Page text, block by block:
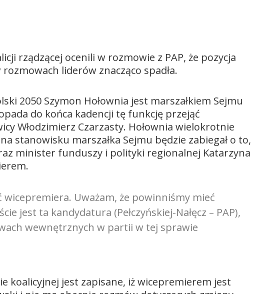
rządzącej ocenili w rozmowie z PAP, że pozycja
liderów znacząco spadła.
2050 Szymon Hołownia jest marszałkiem Sejmu
do końca kadencji tę funkcję przejąć
Włodzimierz Czarzasty. Hołownia wielokrotnie
stanowisku marszałka Sejmu będzie zabiegał o to,
minister funduszy i polityki regionalnej Katarzyna
Uważam, że powinniśmy mieć
jest ta kandydatura (Pełczyńskiej-Nałęcz – PAP),
wewnętrznych w partii w tej sprawie
koalicyjnej jest zapisane, iż wicepremierem jest